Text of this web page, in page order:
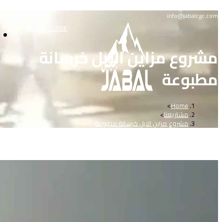
Skip
info@jabalcgc.com
CLOSE
مشروع مزاين الابل خرسانة
مطبوعة
Home
>
مشاريعنا>
مشروع مزاين الابل خرسانة مطبوعة